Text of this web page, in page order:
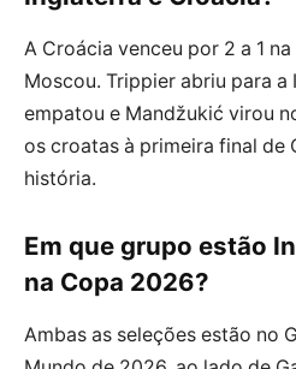
A Croácia venceu por 2 a 1
Moscou. Trippier abriu para a
empatou e Mandžukić virou
os croatas à primeira final de
história.
Em que grupo estão
na Copa 2026?
Ambas as seleções estão no